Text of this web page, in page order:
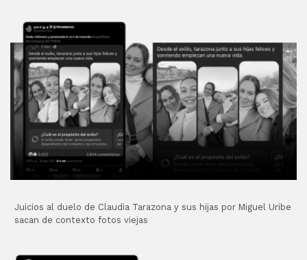
Juicios al duelo de Claudia Tarazona y sus hijas por Miguel Uribe
sacan de contexto fotos viejas